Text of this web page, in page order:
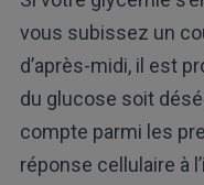
vous subissez un
d’après-midi, il est
du glucose soit
compte parmi les
réponse cellulaire à